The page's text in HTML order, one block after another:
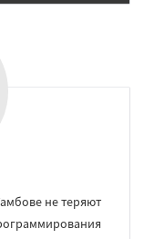
не теряют